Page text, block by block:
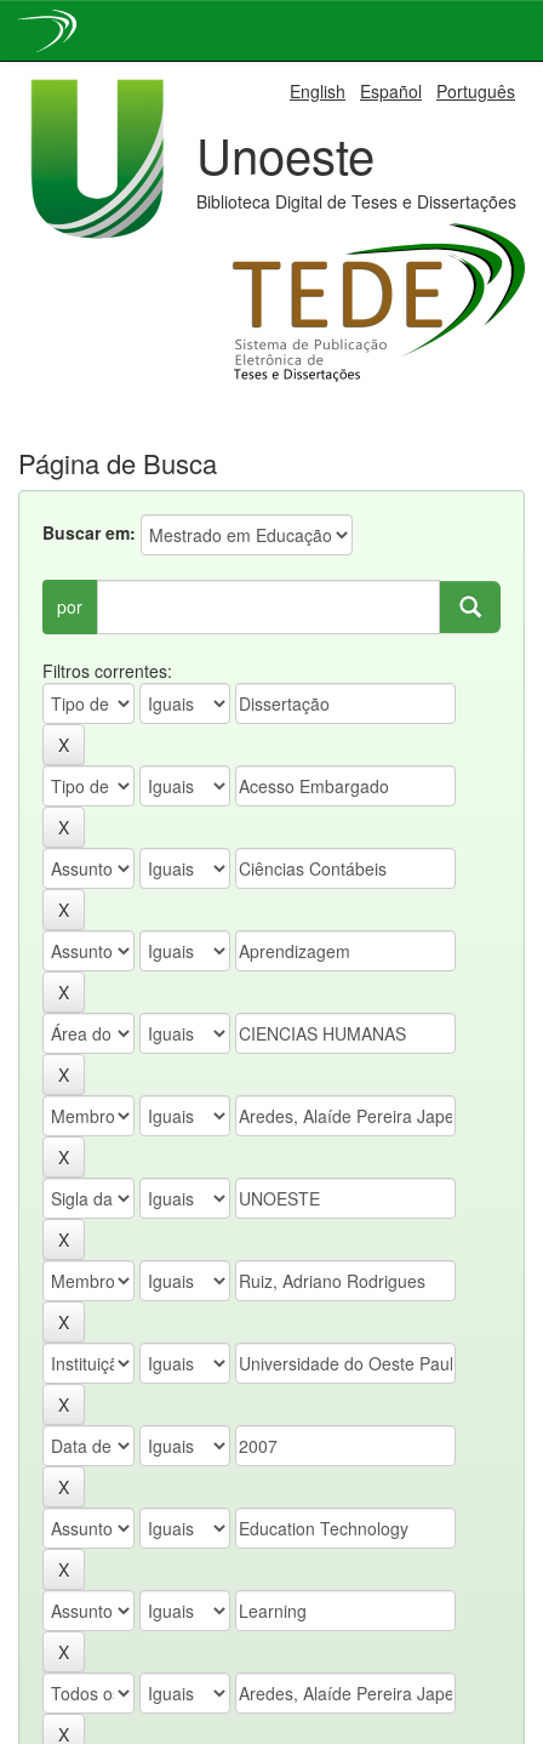
English Español Português
Unoeste
Biblioteca Digital de Teses e Dissertações
Página de Busca
Buscar em:
por
Filtros correntes: